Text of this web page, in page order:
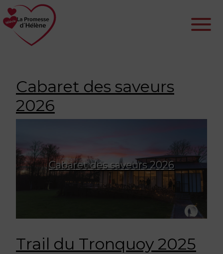
Cabaret des saveurs
2026
Cabaret des saveurs 2026
Trail du Tronquoy 2025